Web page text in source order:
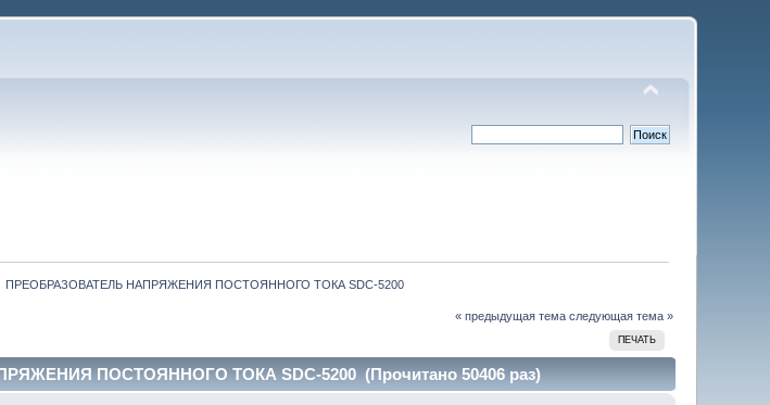
НАПРЯЖЕНИЯ ПОСТОЯННОГО ТОКА SDC-5200
« предыдущая тема следующая тема »
ПЕЧАТЬ
ПОСТОЯННОГО ТОКА SDC-5200 (Прочитано 50406 раз)